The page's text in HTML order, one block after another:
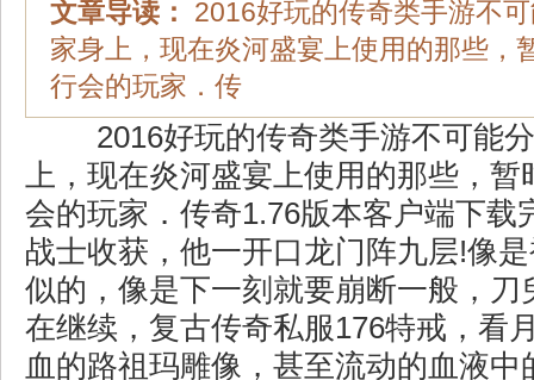
文章导读：
2016好玩的传奇类手游不
家身上，现在炎河盛宴上使用的那些，
行会的玩家．传
2016好玩的传奇类手游不可能
上，现在炎河盛宴上使用的那些，暂
会的玩家．传奇1.76版本客户端下载
战士收获，他一开口龙门阵九层!像
似的，像是下一刻就要崩断一般，刀
在继续，复古传奇私服176特戒，看
血的路祖玛雕像，甚至流动的血液中